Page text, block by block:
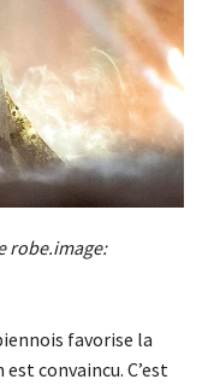
robe.image:
favorise la
convaincu. C’est